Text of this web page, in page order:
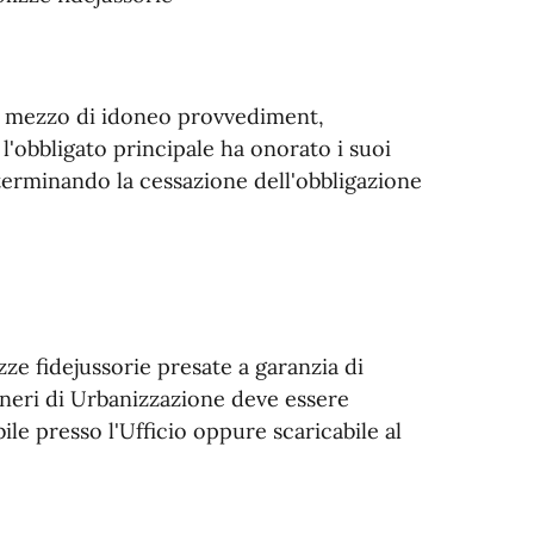
di idoneo provvediment,
principale ha onorato i suoi
la cessazione dell'obbligazione
fidejussorie presate a garanzia di
di Urbanizzazione deve essere
presso l'Ufficio oppure scaricabile al